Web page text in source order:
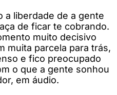
a liberdade de a gente
de ficar te cobrando.
muito decisivo
muita parcela para trás,
e fico preocupado
o que a gente sonhou
em áudio.